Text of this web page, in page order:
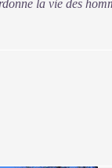
la vie des